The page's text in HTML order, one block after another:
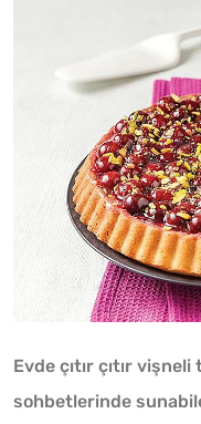
Evde çıtır çıtır vişneli
sohbetlerinde